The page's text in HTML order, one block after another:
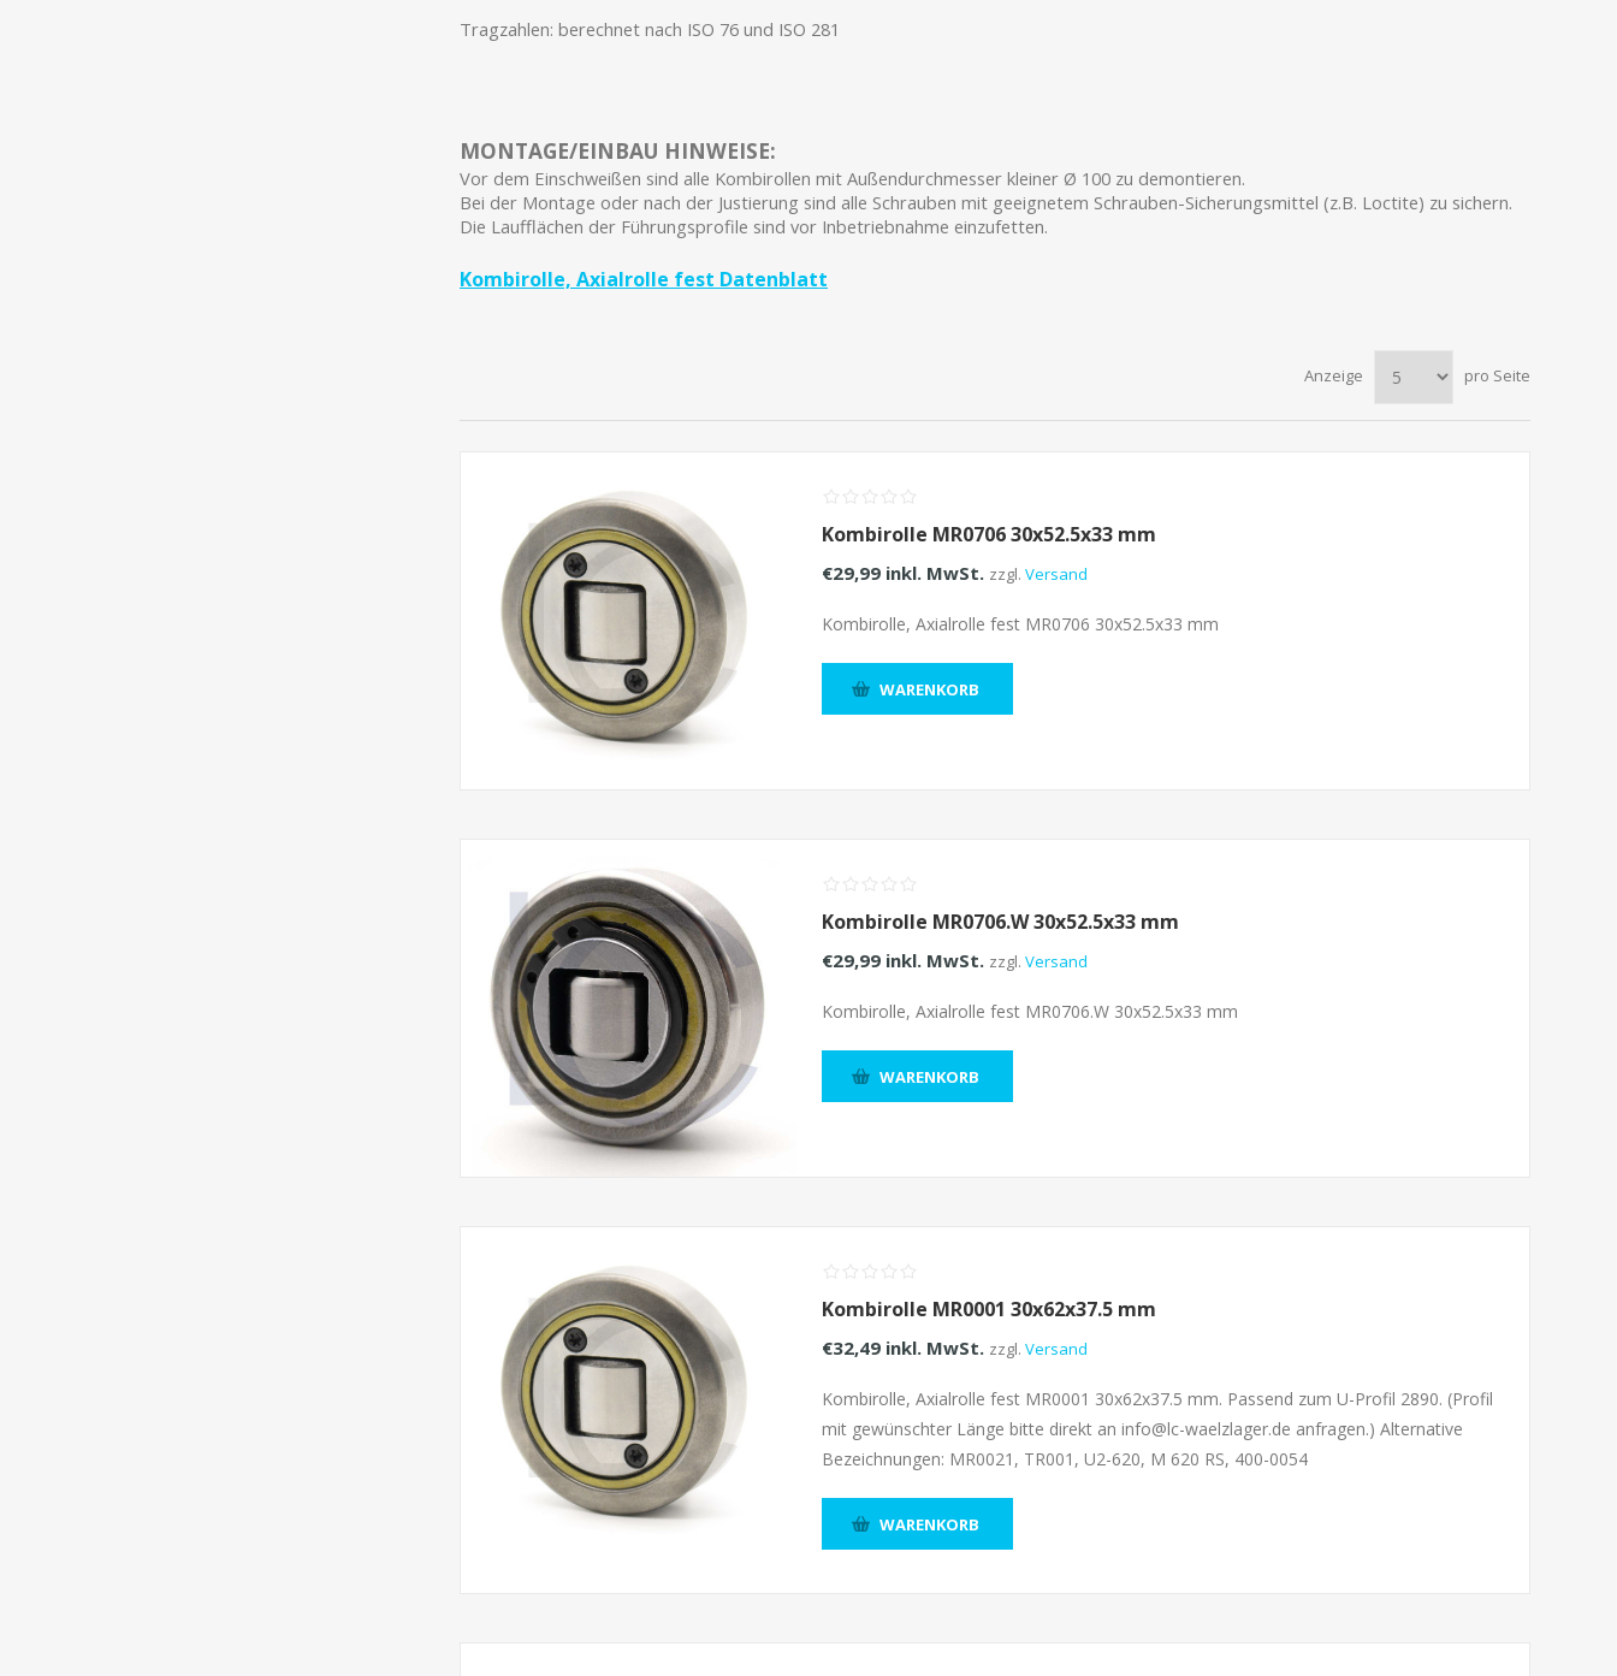
Tragzahlen: berechnet nach ISO 76 und ISO 281
MONTAGE/EINBAU HINWEISE:
Vor dem Einschweißen sind alle Kombirollen mit Außendurchmesser kleiner Ø 100 zu demontieren.
Bei der Montage oder nach der Justierung sind alle Schrauben mit geeignetem Schrauben-Sicherungsmittel (z.B. Loctite) zu sichern.
Die Laufflächen der Führungsprofile sind vor Inbetriebnahme einzufetten.
Kombirolle, Axialrolle fest Datenblatt
Anzeige pro Seite
Kombirolle MR0706 30x52.5x33 mm
€29,99 inkl. MwSt. zzgl. Versand
Kombirolle, Axialrolle fest MR0706 30x52.5x33 mm
WARENKORB
Kombirolle MR0706.W 30x52.5x33 mm
€29,99 inkl. MwSt. zzgl. Versand
Kombirolle, Axialrolle fest MR0706.W 30x52.5x33 mm
WARENKORB
Kombirolle MR0001 30x62x37.5 mm
€32,49 inkl. MwSt. zzgl. Versand
Kombirolle, Axialrolle fest MR0001 30x62x37.5 mm. Passend zum U-Profil 2890. (Profil
mit gewünschter Länge bitte direkt an info@lc-waelzlager.de anfragen.) Alternative
Bezeichnungen: MR0021, TR001, U2-620, M 620 RS, 400-0054
WARENKORB